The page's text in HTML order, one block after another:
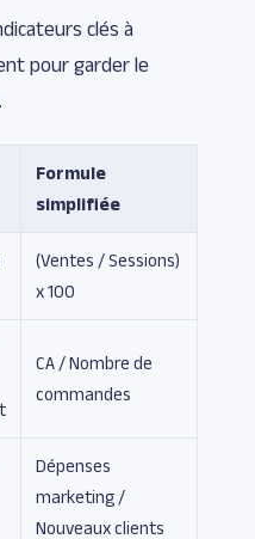
clés à
pour garder le
Formule
simplifiée
(Ventes / Sessions)
x 100
CA / Nombre de
commandes
Dépenses
marketing /
Nouveaux clients